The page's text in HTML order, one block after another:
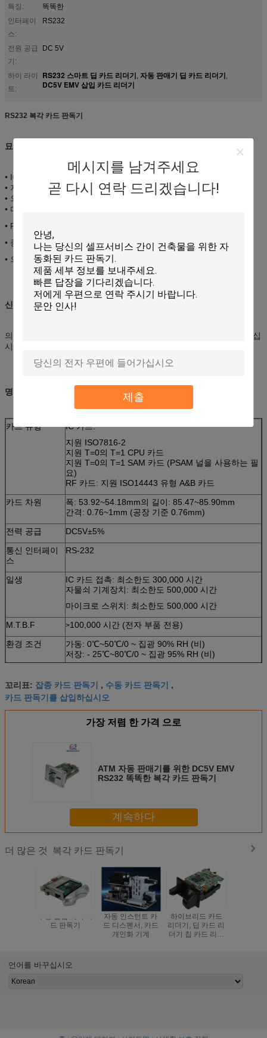
메시지를 남겨주세요
곧 다시 연락 드리겠습니다!
제출
특징:
똑똑한
인터페이
스:
RS232
전원 공급
기:
DC 5V
하이 라이
트:
RS232 스마트 딥 카드 리더기, 자동 판매기 딥 카드 리더기,
DC5V EMV 삽입 카드 리더기
RS232 복각 카드 판독기
묘사:
• IC&RF 카드 읽기 &write
• 자동적으로 카드, 수동/자동 카드 방출을 잠그십시오
• 외국 물건에서 보호 독자를 위한 특별한 디자인
• 다수 날의 사면 선택권
• PSAM 널 선택권
• 증명되는 EMV
• 외국 물건에서 보호 독자를 위한 특별한 배플 디자인
신청:
의 도박, 정부, 주차 체계, 수송 AFC의 공용품 분배에 연료를 공급하십
시오
명세:
카드 유형
IC 카드:
지원 ISO7816-2
지원 T=0의 T=1 CPU 카드
지원 T=0의 T=1 SAM 카드 (PSAM 널을 사용하는 필
요)
RF 카드: 지원 ISO14443 유형 A&B 카드
카드 차원
폭: 53.92~54.18mm의 길이: 85.47~85.90mm
간격: 0.76~1mm (공장 기준 0.76mm)
전력 공급
DC5V±5%
통신 인터페이
스
RS-232
일생
IC 카드 접촉: 최소한도 300,000 시간
자물쇠 기계장치: 최소한도 500,000 시간
마이크로 스위치: 최소한도 500,000 시간
M.T.B.F
>100,000 시간 (전자 부품 전용)
환경 조건
가동: 0℃~50℃/0 ~ 집광 90% RH (비)
저장: - 25℃~80℃/0 ~ 집광 95% RH (비)
꼬리표: 잡종 카드 판독기 , 수동 카드 판독기 ,
카드 판독기를 삽입하십시오
가장 저렴 한 가격 으로
ATM 자동 판매기를 위한 DC5V EMV
RS232 똑똑한 복각 카드 판독기
계속하다
더 많은 것 복각 카드 판독기
수동 삽입 복각 카
드 판독기
자동 인스턴트 카
드 디스펜서, 카드
개인화 기계
하이브리드 카드
리더기, 딥 카드 리
더기 칩 카드 리더
언어를 바꾸십시오